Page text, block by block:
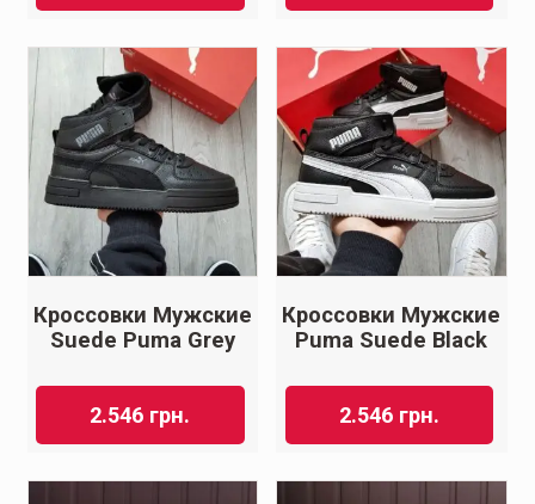
Кроссовки Мужские
Suede Puma Grey
2.546 грн.
Кроссовки Мужские
Puma Suede Black
2.546 грн.